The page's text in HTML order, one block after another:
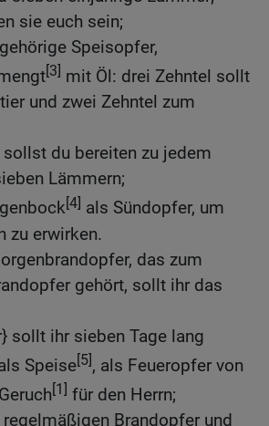
sie euch sein;
Speisopfer,
[3] mit Öl: drei Zehntel sollt
und zwei Zehntel zum
du bereiten zu jedem
Lämmern;
[4] als Sündopfer, um
zu erwirken.
das zum
gehört, sollt ihr das
sollt ihr sieben Tage lang
Speise[5], als Feueropfer von
[1] für den Herrn;
Brandopfer und